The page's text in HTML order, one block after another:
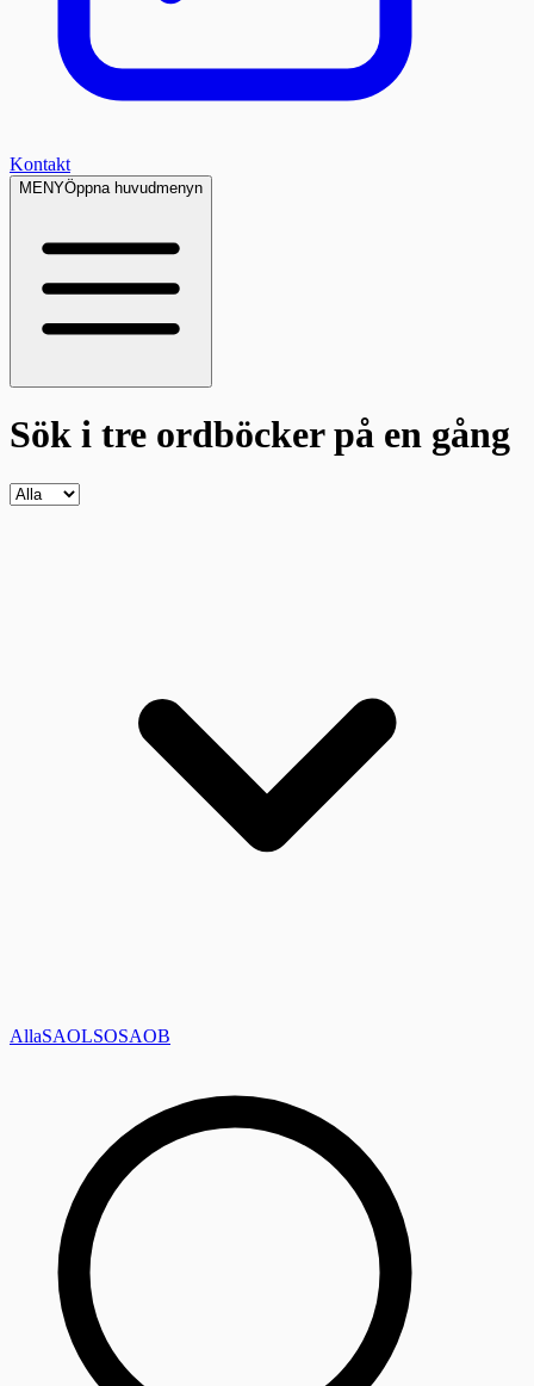
Kontakt
MENYÖppna huvudmenyn
Sök i tre ordböckerpå en gång
AllaSAOLSOSAOB